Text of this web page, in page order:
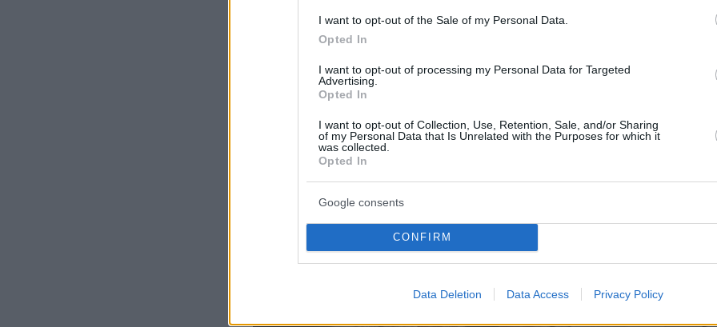
I want to opt-out of the Sale of my Personal Data.
Opted In
I want to opt-out of processing my Personal Data for Targeted
Advertising.
Opted In
I want to opt-out of Collection, Use, Retention, Sale, and/or Sharing
of my Personal Data that Is Unrelated with the Purposes for which it
was collected.
Opted In
Google consents
CONFIRM
Data Deletion Data Access Privacy Policy